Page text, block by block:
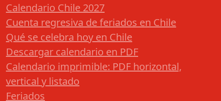
Calendario Chile 2027
Cuenta regresiva de feriados en Chile
Qué se celebra hoy en Chile
Descargar calendario en PDF
Calendario imprimible: PDF horizontal,
vertical y listado
Feriados